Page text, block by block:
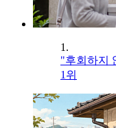
1.
"후회하지
1위